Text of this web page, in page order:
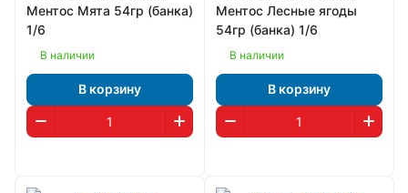
Ментос Мята 54гр (банка)
1/6
В наличии
В корзину
Ментос Лесные ягоды
54гр (банка) 1/6
В наличии
В корзину